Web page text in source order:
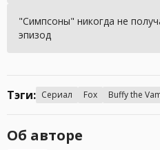
"Симпсоны" никогда не
эпизод
Тэги: Сериал Fox Buffy the
Об авторе